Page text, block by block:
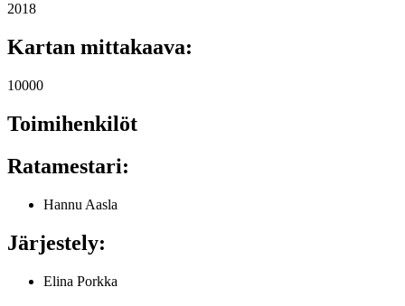
2018
Kartan mittakaava:
10000
Toimihenkilöt
Ratamestari:
Hannu Aasla
Järjestely:
Elina Porkka